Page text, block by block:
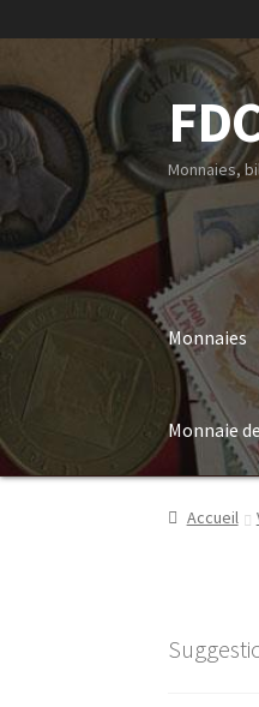
Monnaies,
Monnaies
Monnaie
Accueil